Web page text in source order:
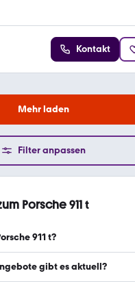
Kontakt
Mehr laden
Filter anpassen
Porsche 911 t
911 t?
Porsche 911 t liegt zwischen
gibt es aktuell?